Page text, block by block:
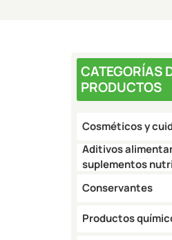
CATEGORÍAS
PRODUCTOS
Cosméticos y
Aditivos
suplementos
Conservantes
Productos